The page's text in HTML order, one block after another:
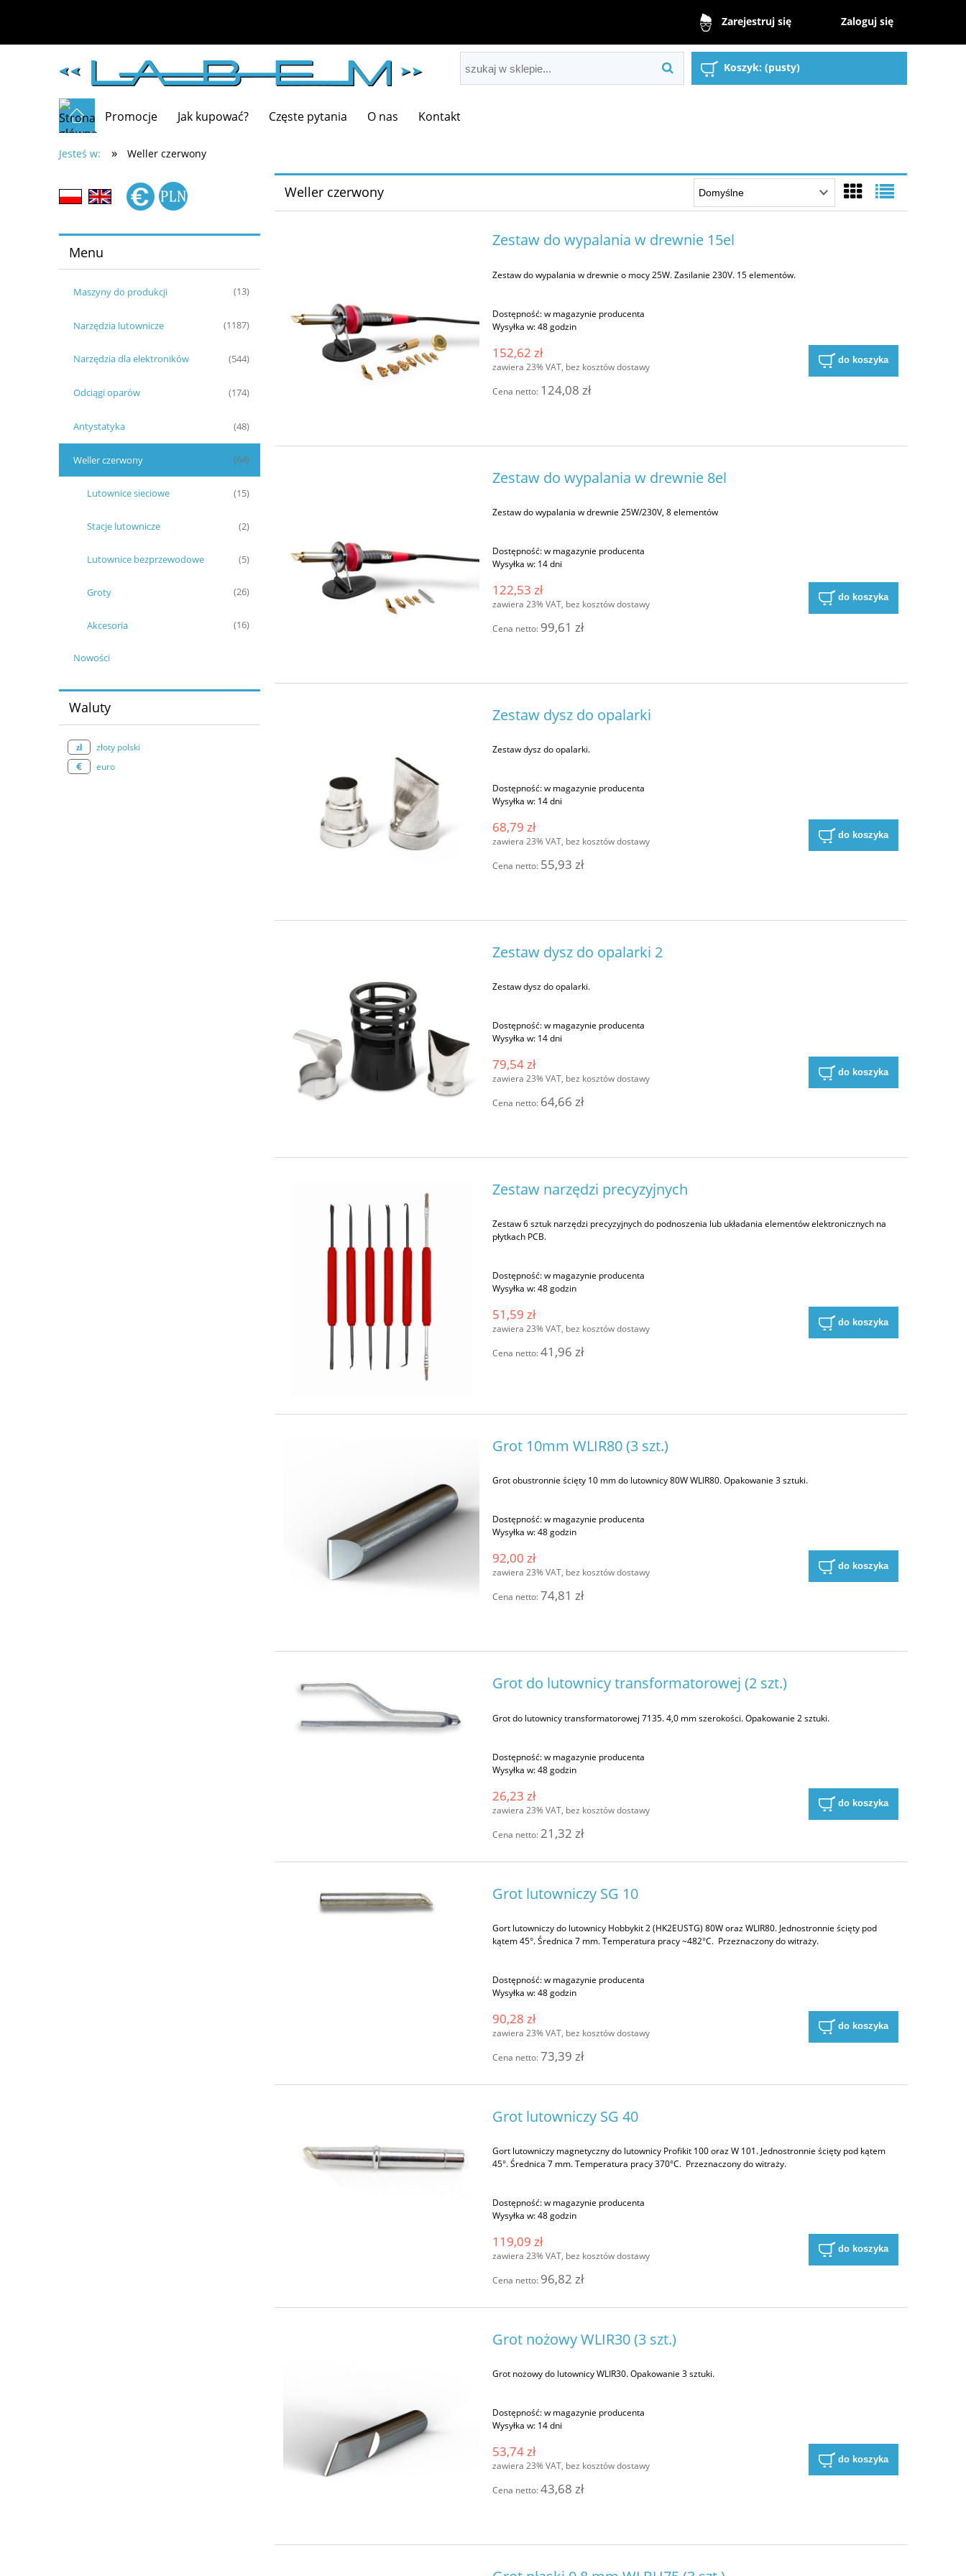
Zarejestruj się Zaloguj się
Koszyk: (pusty)
Promocje Jak kupować? Częste pytania O nas Kontakt
Jesteś w: » Weller czerwony
Menu
Maszyny do produkcji (13)
Narzędzia lutownicze (1187)
Narzędzia dla elektroników (544)
Odciągi oparów (174)
Antystatyka (48)
Weller czerwony (64)
Lutownice sieciowe (15)
Stacje lutownicze (2)
Lutownice bezprzewodowe (5)
Groty (26)
Akcesoria (16)
Nowości
Waluty
złoty polski
euro
Weller czerwony
Zestaw do wypalania w drewnie 15el
Zestaw do wypalania w drewnie o mocy 25W. Zasilanie 230V. 15 elementów.
Dostępność:w magazynie producenta
Wysyłka w:48 godzin
152,62 zł
zawiera 23% VAT, bez kosztów dostawy
Cena netto: 124,08 zł
do koszyka
Zestaw do wypalania w drewnie 8el
Zestaw do wypalania w drewnie 25W/230V, 8 elementów
Dostępność:w magazynie producenta
Wysyłka w: 14 dni
122,53 zł
zawiera 23% VAT, bez kosztów dostawy
Cena netto: 99,61 zł
do koszyka
Zestaw dysz do opalarki
Zestaw dysz do opalarki.
Dostępność:w magazynie producenta
Wysyłka w: 14 dni
68,79 zł
zawiera 23% VAT, bez kosztów dostawy
Cena netto: 55,93 zł
do koszyka
Zestaw dysz do opalarki 2
Zestaw dysz do opalarki.
Dostępność:w magazynie producenta
Wysyłka w: 14 dni
79,54 zł
zawiera 23% VAT, bez kosztów dostawy
Cena netto: 64,66 zł
do koszyka
Zestaw narzędzi precyzyjnych
Zestaw 6 sztuk narzędzi precyzyjnych do podnoszenia lub układania elementów elektronicznych na
płytkach PCB.
Dostępność:w magazynie producenta
Wysyłka w:48 godzin
51,59 zł
zawiera 23% VAT, bez kosztów dostawy
Cena netto:41,96 zł
do koszyka
Grot 10mm WLIR80 (3 szt.)
Grot obustronnie ścięty 10 mm do lutownicy 80W WLIR80. Opakowanie 3 sztuki.
Dostępność:w magazynie producenta
Wysyłka w:48 godzin
92,00 zł
zawiera 23% VAT, bez kosztów dostawy
Cena netto:74,81 zł
do koszyka
Grot do lutownicy transformatorowej (2 szt.)
Grot do lutownicy transformatorowej 7135. 4,0 mm szerokości. Opakowanie 2 sztuki.
Dostępność:w magazynie producenta
Wysyłka w:48 godzin
26,23 zł
zawiera 23% VAT, bez kosztów dostawy
Cena netto:21,32 zł
do koszyka
Grot lutowniczy SG 10
Gort lutowniczy do lutownicy Hobbykit 2 (HK2EUSTG) 80W oraz WLIR80. Jednostronnie ścięty pod
kątem 45°. Średnica 7 mm. Temperatura pracy ~482°C. Przeznaczony do witraży.
Dostępność:w magazynie producenta
Wysyłka w:48 godzin
90,28 zł
zawiera 23% VAT, bez kosztów dostawy
Cena netto:73,39 zł
do koszyka
Grot lutowniczy SG 40
Gort lutowniczy magnetyczny do lutownicy Profikit 100 oraz W 101. Jednostronnie ścięty pod kątem
45°. Średnica 7 mm. Temperatura pracy 370°C. Przeznaczony do witraży.
Dostępność:w magazynie producenta
Wysyłka w:48 godzin
119,09 zł
zawiera 23% VAT, bez kosztów dostawy
Cena netto: 96,82 zł
do koszyka
Grot nożowy WLIR30 (3 szt.)
Grot nożowy do lutownicy WLIR30. Opakowanie 3 sztuki.
Dostępność:w magazynie producenta
Wysyłka w: 14 dni
53,74 zł
zawiera 23% VAT, bez kosztów dostawy
Cena netto:43,68 zł
do koszyka